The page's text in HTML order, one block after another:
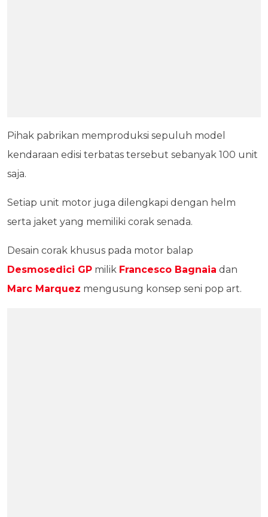
Pihak pabrikan memproduksi sepuluh model
kendaraan edisi terbatas tersebut sebanyak 100 unit
saja.
Setiap unit motor juga dilengkapi dengan helm
serta jaket yang memiliki corak senada.
Desain corak khusus pada motor balap
Desmosedici GP milik Francesco Bagnaia dan
Marc Marquez mengusung konsep seni pop art.